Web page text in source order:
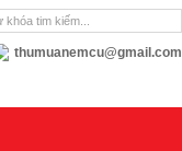
thumuanemcu@gmail.com